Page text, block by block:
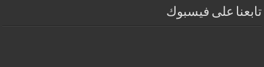
تابعنا على فيسبوك